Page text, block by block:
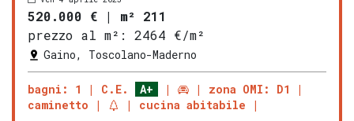
520.000 € | m² 211
prezzo al m²:
2464 €/m²
Gaino, Toscolano-Maderno
bagni: 1 C.E. A+
zona OMI: D1
caminetto
cucina abitabile